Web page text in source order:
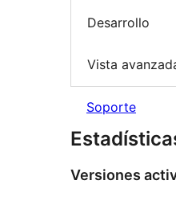
Desarrollo
Vista
Soporte
Versiones